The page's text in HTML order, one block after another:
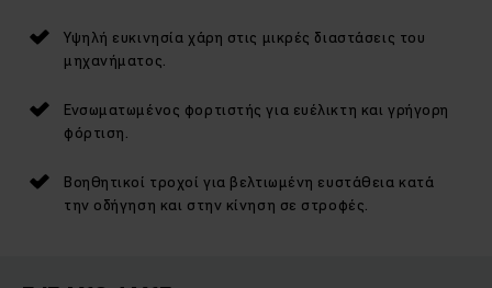
Υψηλή ευκινησία χάρη στις μικρές διαστάσεις του
μηχανήματος.
Ενσωματωμένος φορτιστής για ευέλικτη και γρήγορη
φόρτιση.
Βοηθητικοί τροχοί για βελτιωμένη ευστάθεια κατά
την οδήγηση και στην κίνηση σε στροφές.